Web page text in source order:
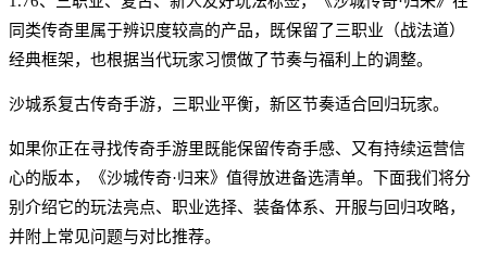
同类传奇里属于辨识度较高的产品，既保留了三职业（战法道）
经典框架，也根据当代玩家习惯做了节奏与福利上的调整。
沙城系复古传奇手游，三职业平衡，新区节奏适合回归玩家。
如果你正在寻找传奇手游里既能保留传奇手感、又有持续运营信
心的版本，《沙城传奇·归来》值得放进备选清单。下面我们将分
别介绍它的玩法亮点、职业选择、装备体系、开服与回归攻略，
并附上常见问题与对比推荐。